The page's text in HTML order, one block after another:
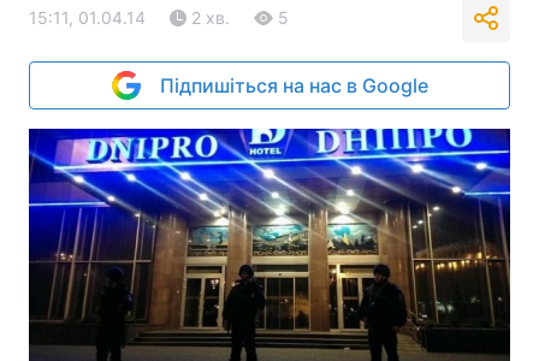
15:11, 01.04.14 2 хв. 5
Підпишіться на нас в Google